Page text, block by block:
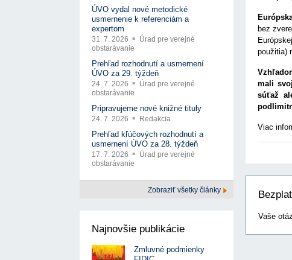
bez
použitia)
mali
súťaž
Viac
Vaše
ÚVO vydal nové metodické
usmernenie k referenciám a
expertom
31. 7. 2026
Úrad pre verejné
obstarávanie
Prehľad rozhodnutí a usmernení
ÚVO za 29. týždeň
24. 7. 2026
Úrad pre verejné
obstarávanie
Pripravujeme nové knižné tituly
24. 7. 2026 Redakcia
Prehľad kľúčových rozhodnutí a
usmernení ÚVO za 28. týždeň
17. 7. 2026
Úrad pre verejné
obstarávanie
Zobraziť všetky články
Najnovšie publikácie
Zmluvné podmienky